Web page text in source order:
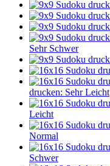
Sehr Schwer
drucken: Sehr Leicht
Leicht
Normal
Schwer